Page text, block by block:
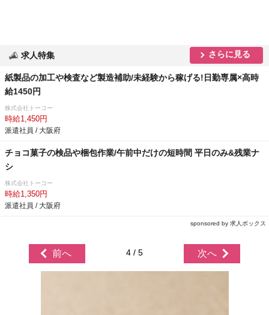
求人特集 さらに見る
紙製品の加工や検査など製造補助/未経験から稼げる!日勤専属×高時
給1450円
株式会社トーコー
時給1,450円
派遣社員 / 大阪府
チョコ菓子の検品や梱包作業/午前中だけの短時間 平日のみ&残業ナ
シ
株式会社トーコー
時給1,350円
派遣社員 / 大阪府
sponsored by 求人ボックス
前へ 4 / 5 次へ